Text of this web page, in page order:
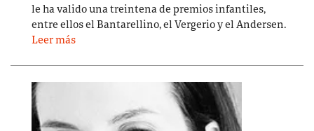
le ha valido una treintena de premios infantiles,
entre ellos el Bantarellino, el Vergerio y el Andersen.
Leer más